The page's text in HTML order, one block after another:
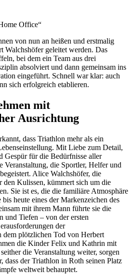
Office“
von nun an heißen und erstmalig
Walchshöfer geleitet werden. Das
bei dem ein Team aus drei
absolviert und dann gemeinsam ins
eingeführt. Schnell war klar: auch
sich erfolgreich etablieren.
mit
Ausrichtung
dass Triathlon mehr als ein
Mit Liebe zum Detail,
Gespür für die Bedürfnisse aller
Veranstaltung, die Sportler, Helfer und
Alice Walchshöfer, die
den Kulissen, kümmert sich um die
Sie ist es, die die familiäre Atmosphäre
heute eines der Markenzeichen des
mit ihrem Mann führte sie die
und Tiefen – von der ersten
der
dem plötzlichen Tod von Herbert
die Kinder Felix und Kathrin mit
die Veranstaltung weiter, sorgen
dass der Triathlon in Roth seinen Platz
weltweit behauptet.